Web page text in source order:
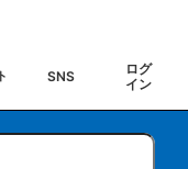
SNS
ログ
イン